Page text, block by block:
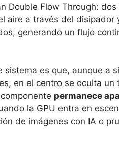
Double Flow Through:
aire a través del
generando un flujo
es que, aunque a
en el centro se oculta
permanece
la GPU entra en
de imágenes con IA o